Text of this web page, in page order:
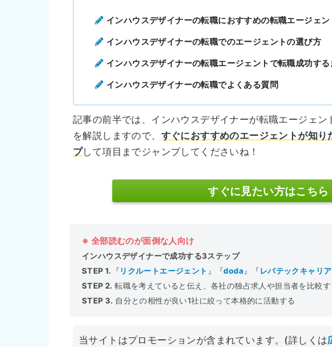
インハウスデザイナーの転職におすすめの転職エージェン
インハウスデザイナーの転職でのエージェントの選び方
インハウスデザイナーの転職エージェントで転職成功す
インハウスデザイナーの転職でよくある質問
記事の前半では、インハウスデザイナーが転職エージェ
を解説しますので、 すぐにおすすめのエージェントが知
プして項目までジャンプしてくださいね！
すぐに見たい方はこちら
※ 全部読むのが面倒な人向け
インハウスデザイナーで成功する3ステップ
STEP 1.
『 リクルートエージェント 』『doda』『 レバテックキャリア
STEP 2. 転職を考えていると伝え、各社の独占求人や担当者を比較す
STEP 3. 自分との相性が良い1社に絞って本格的に活動する
当サイトはプロモーションが含まれています。(詳しくは